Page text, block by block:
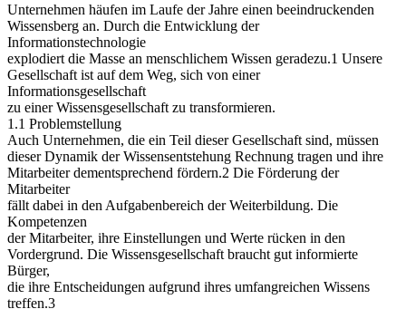
Unternehmen häufen im Laufe der Jahre einen beeindruckenden
Wissensberg an. Durch die Entwicklung der
Informationstechnologie
explodiert die Masse an menschlichem Wissen geradezu.1 Unsere
Gesellschaft ist auf dem Weg, sich von einer
Informationsgesellschaft
zu einer Wissensgesellschaft zu transformieren.
1.1 Problemstellung
Auch Unternehmen, die ein Teil dieser Gesellschaft sind, müssen
dieser Dynamik der Wissensentstehung Rechnung tragen und ihre
Mitarbeiter dementsprechend fördern.2 Die Förderung der
Mitarbeiter
fällt dabei in den Aufgabenbereich der Weiterbildung. Die
Kompetenzen
der Mitarbeiter, ihre Einstellungen und Werte rücken in den
Vordergrund. Die Wissensgesellschaft braucht gut informierte
Bürger,
die ihre Entscheidungen aufgrund ihres umfangreichen Wissens
treffen.3